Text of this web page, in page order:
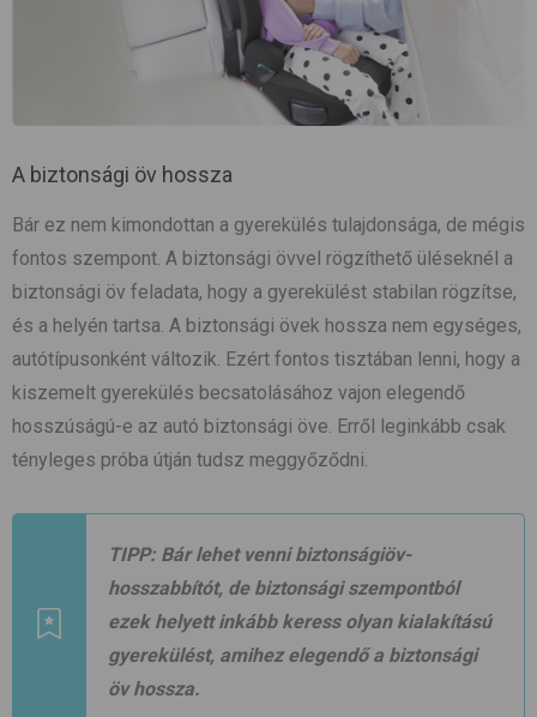
A biztonsági öv hossza
Bár ez nem kimondottan a gyerekülés tulajdonsága, de mégis
fontos szempont. A biztonsági övvel rögzíthető üléseknél a
biztonsági öv feladata, hogy a gyerekülést stabilan rögzítse,
és a helyén tartsa. A biztonsági övek hossza nem egységes,
autótípusonként változik. Ezért fontos tisztában lenni, hogy a
kiszemelt gyerekülés becsatolásához vajon elegendő
hosszúságú-e az autó biztonsági öve. Erről leginkább csak
tényleges próba útján tudsz meggyőződni.
TIPP: Bár lehet venni biztonságiöv-
hosszabbítót, de biztonsági szempontból
ezek helyett inkább keress olyan kialakítású
gyerekülést, amihez elegendő a biztonsági
öv hossza.